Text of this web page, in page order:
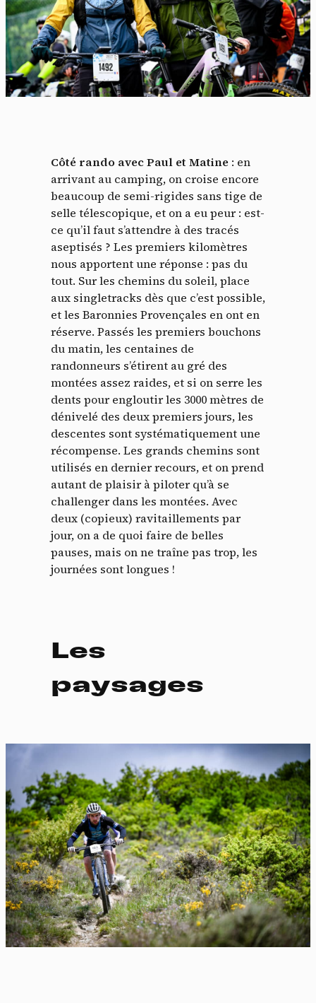
Côté rando avec Paul et Matine : en
arrivant au camping, on croise encore
beaucoup de semi-rigides sans tige de
selle télescopique, et on a eu peur : est-
ce qu’il faut s’attendre à des tracés
aseptisés ? Les premiers kilomètres
nous apportent une réponse : pas du
tout. Sur les chemins du soleil, place
aux singletracks dès que c’est possible,
et les Baronnies Provençales en ont en
réserve. Passés les premiers bouchons
du matin, les centaines de
randonneurs s’étirent au gré des
montées assez raides, et si on serre les
dents pour engloutir les 3000 mètres de
dénivelé des deux premiers jours, les
descentes sont systématiquement une
récompense. Les grands chemins sont
utilisés en dernier recours, et on prend
autant de plaisir à piloter qu’à se
challenger dans les montées. Avec
deux (copieux) ravitaillements par
jour, on a de quoi faire de belles
pauses, mais on ne traîne pas trop, les
journées sont longues !
Les
paysages